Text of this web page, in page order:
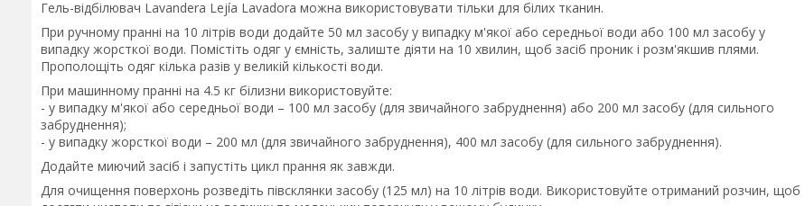
Гель-відбілювач Lavandera Lejía Lavadora можна використовувати тільки для білих тканин.
При ручному пранні на 10 літрів води додайте 50 мл засобу у випадку м'якої або середньої води або 100 мл засобу у
випадку жорсткої води. Помістіть одяг у ємність, залиште діяти на 10 хвилин, щоб засіб проник і розм'якшив плями.
Прополощіть одяг кілька разів у великій кількості води.
При машинному пранні на 4.5 кг білизни використовуйте:
- у випадку м'якої або середньої води – 100 мл засобу (для звичайного забруднення) або 200 мл засобу (для сильного
забруднення);
- у випадку жорсткої води – 200 мл (для звичайного забруднення), 400 мл засобу (для сильного забруднення).
Додайте миючий засіб і запустіть цикл прання як завжди.
Для очищення поверхонь розведіть півсклянки засобу (125 мл) на 10 літрів води. Використовуйте отриманий розчин, щоб